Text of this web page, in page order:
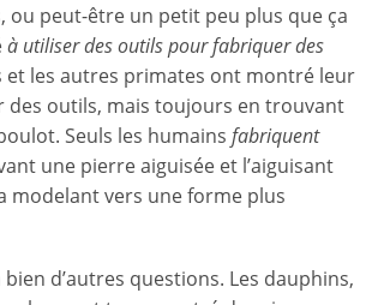
ou peut-être un petit peu plus que ça
à utiliser des outils pour fabriquer des
et les autres primates ont montré leur
des outils, mais toujours en trouvant
Seuls les humains fabriquent
une pierre aiguisée et l’aiguisant
modelant vers une forme plus
bien d’autres questions. Les dauphins,